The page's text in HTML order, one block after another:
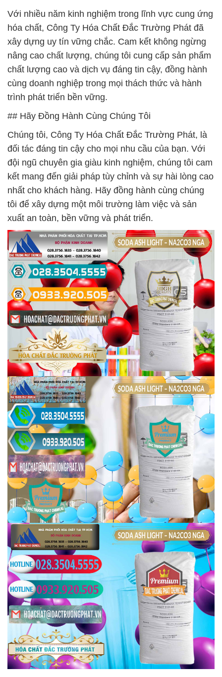
Với nhiều năm kinh nghiệm trong lĩnh vực cung ứng
hóa chất, Công Ty Hóa Chất Đắc Trường Phát đã
xây dựng uy tín vững chắc. Cam kết không ngừng
nâng cao chất lượng, chúng tôi cung cấp sản phẩm
chất lượng cao và dịch vụ đáng tin cậy, đồng hành
cùng doanh nghiệp trong mọi thách thức và hành
trình phát triển bền vững.
## Hãy Đồng Hành Cùng Chúng Tôi
Chúng tôi, Công Ty Hóa Chất Đắc Trường Phát, là
đối tác đáng tin cậy cho mọi nhu cầu của bạn. Với
đội ngũ chuyên gia giàu kinh nghiệm, chúng tôi cam
kết mang đến giải pháp tùy chỉnh và sự hài lòng cao
nhất cho khách hàng. Hãy đồng hành cùng chúng
tôi để xây dựng một môi trường làm việc và sản
xuất an toàn, bền vững và phát triển.